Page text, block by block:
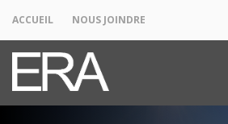
ACCUEIL NOUS JOINDRE